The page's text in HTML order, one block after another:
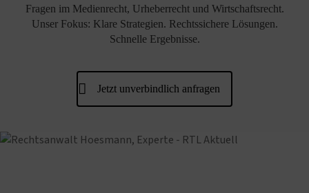
Fragen im Medienrecht, Urheberrecht und Wirtschaftsrecht.
Unser Fokus: Klare Strategien. Rechtssichere Lösungen.
Schnelle Ergebnisse.
Jetzt unverbindlich anfragen